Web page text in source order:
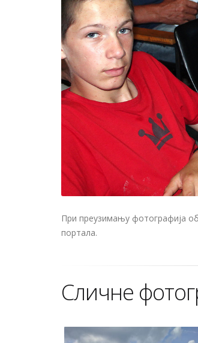
При преузимању фотографија
портала.
Сличне